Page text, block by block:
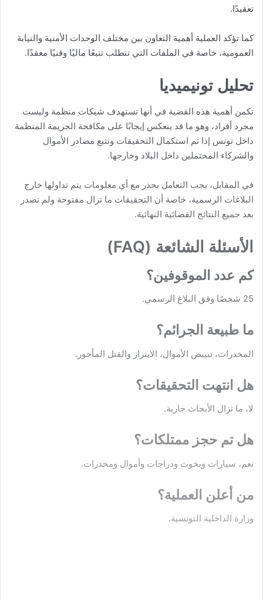
تعقيدًا.
كما تؤكد العملية أهمية التعاون بين مختلف الوحدات الأمنية والنيابة
العمومية، خاصة في الملفات التي تتطلب تتبعًا ماليًا وفنيًا معقدًا.
تحليل تونيميديا
تكمن أهمية هذه القضية في أنها تستهدف شبكات منظمة وليست
مجرد أفراد، وهو ما قد ينعكس إيجابًا على مكافحة الجريمة المنظمة
داخل تونس إذا تم استكمال التحقيقات وتتبع مصادر الأموال
والشركاء المحتملين داخل البلاد وخارجها.
في المقابل، يجب التعامل بحذر مع أي معلومات يتم تداولها خارج
البلاغات الرسمية، خاصة أن التحقيقات ما تزال مفتوحة ولم تصدر
بعد جميع النتائج القضائية النهائية.
الأسئلة الشائعة (FAQ)
كم عدد الموقوفين؟
25 شخصًا وفق البلاغ الرسمي.
ما طبيعة الجرائم؟
المخدرات، تبييض الأموال، الابتزاز والقتل المأجور.
هل انتهت التحقيقات؟
لا، ما تزال الأبحاث جارية.
هل تم حجز ممتلكات؟
نعم، سيارات ويخوت ودراجات وأموال ومخدرات.
من أعلن العملية؟
وزارة الداخلية التونسية.